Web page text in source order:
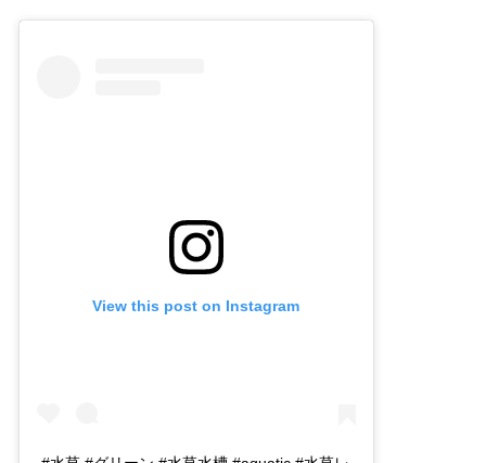
View this post on Instagram